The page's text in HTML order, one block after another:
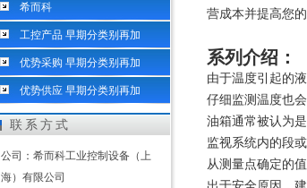
希而科
工控产品 早期分类别再加
优势采购 早期分类别再加
优势供应 早期分类别再加
联系方式
公司：希而科工业控制设备（上
海）有限公司
营成本并提高您
系列介绍：
由于温度引起的
仔细监测温度也
油箱通常被认为
监视系统内的段
从测量点确定的